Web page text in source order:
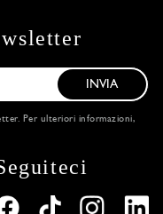
INVIA
Per ulteriori informazioni,